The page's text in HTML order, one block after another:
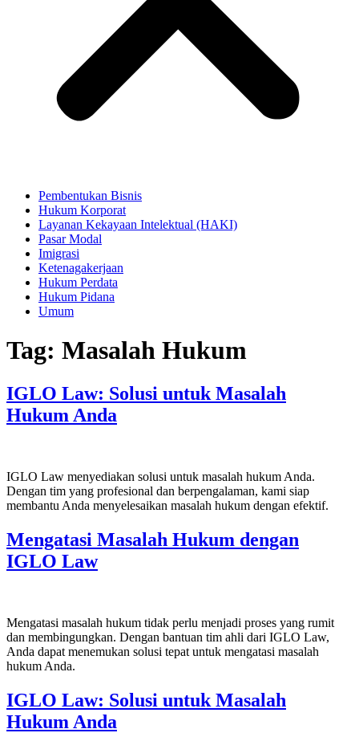
Pembentukan Bisnis
Hukum Korporat
Layanan Kekayaan Intelektual (HAKI)
Pasar Modal
Imigrasi
Ketenagakerjaan
Hukum Perdata
Hukum Pidana
Umum
Tag: Masalah Hukum
IGLO Law: Solusi untuk Masalah
Hukum Anda
IGLO Law menyediakan solusi untuk masalah hukum Anda.
Dengan tim yang profesional dan berpengalaman, kami siap
membantu Anda menyelesaikan masalah hukum dengan efektif.
Mengatasi Masalah Hukum dengan
IGLO Law
Mengatasi masalah hukum tidak perlu menjadi proses yang rumit
dan membingungkan. Dengan bantuan tim ahli dari IGLO Law,
Anda dapat menemukan solusi tepat untuk mengatasi masalah
hukum Anda.
IGLO Law: Solusi untuk Masalah
Hukum Anda